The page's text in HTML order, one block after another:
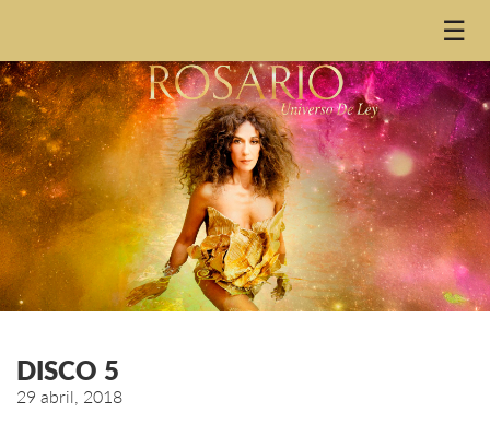
☰
DISCO 5
29 abril, 2018